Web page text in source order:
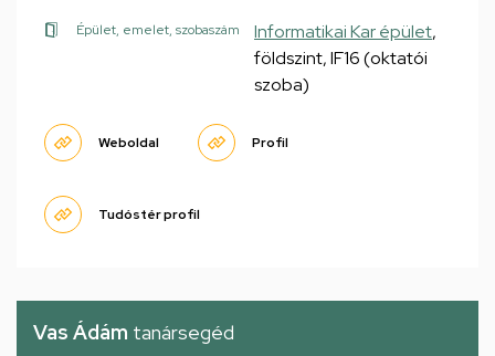
Épület, emelet, szobaszám Informatikai Kar épület,
földszint, IF16 (oktatói
szoba)
Weboldal Profil
Tudóstér profil
Vas Ádám tanársegéd